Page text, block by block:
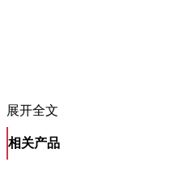
展开全文
相关产品